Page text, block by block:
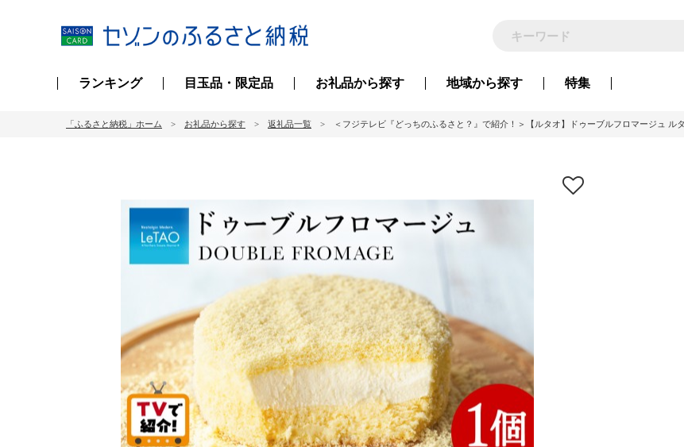
ランキング 目玉品・限定品 お礼品から探す 地域から探す 特集
「ふるさと納税」ホーム お礼品から探す 返礼品一覧 ＜フジテレビ『どっちのふるさと？』で紹介！＞【ルタオ】ドゥーブルフロマージュ